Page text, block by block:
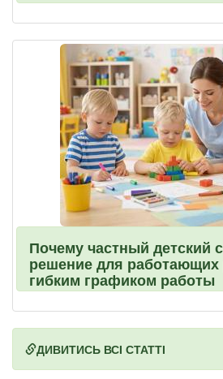
Почему частный детский
решение для работающих
гибким графиком работы
ДИВИТИСЬ ВСІ СТАТТІ